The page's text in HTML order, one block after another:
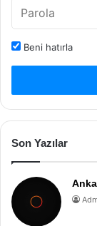
Beni hatırla
Son Yazılar